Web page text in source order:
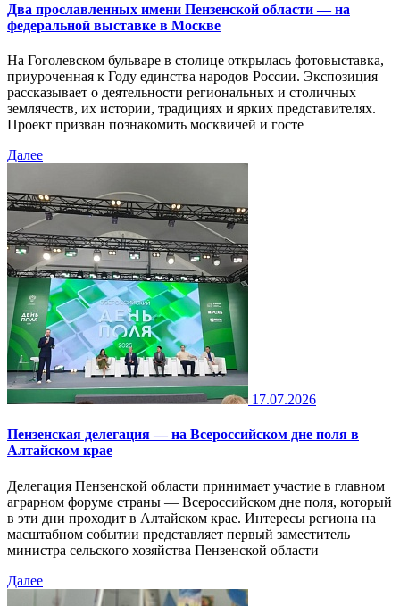
Два прославленных имени Пензенской области — на
федеральной выставке в Москве
На Гоголевском бульваре в столице открылась фотовыставка,
приуроченная к Году единства народов России. Экспозиция
рассказывает о деятельности региональных и столичных
землячеств, их истории, традициях и ярких представителях.
Проект призван познакомить москвичей и госте
Далее
17.07.2026
Пензенская делегация — на Всероссийском дне поля в
Алтайском крае
Делегация Пензенской области принимает участие в главном
аграрном форуме страны — Всероссийском дне поля, который
в эти дни проходит в Алтайском крае. Интересы региона на
масштабном событии представляет первый заместитель
министра сельского хозяйства Пензенской области
Далее